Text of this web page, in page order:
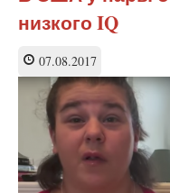
низкого IQ
07.08.2017